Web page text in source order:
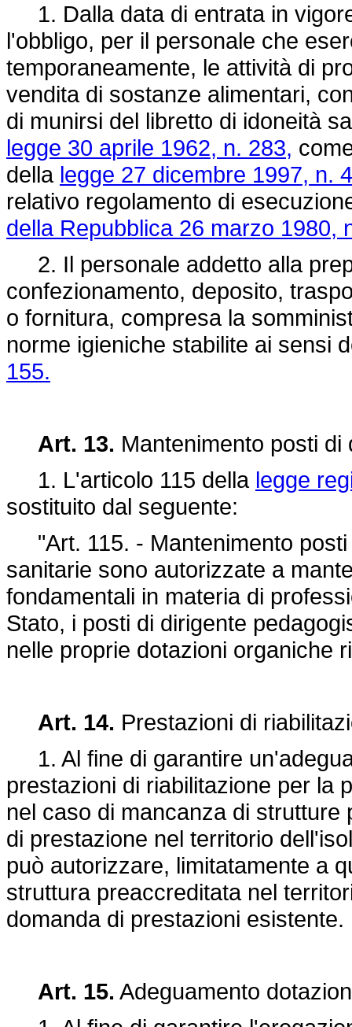
1. Dalla data di entrata in
l'obbligo, per il personale che
temporaneamente, le attività di
vendita di sostanze alimentari,
di munirsi del libretto di idoneità
legge 30 aprile 1962, n. 283,
della legge 27 dicembre 1997, n.
relativo regolamento di
della Repubblica 26 marzo 1980,
2. Il personale addetto alla
confezionamento, deposito,
o fornitura, compresa la
norme igieniche stabilite ai sensi
155.
Art. 13. Mantenimento posti
1. L'articolo 115 della legge
sostituito dal seguente:
"Art. 115. - Mantenimento posti
sanitarie sono autorizzate a
fondamentali in materia di
Stato, i posti di dirigente
nelle proprie dotazioni organiche
Art. 14. Prestazioni di
1. Al fine di garantire
prestazioni di riabilitazione per la
nel caso di mancanza di
di prestazione nel territorio
può autorizzare, limitatamente a
struttura preaccreditata nel
domanda di prestazioni esistente.
Art. 15. Adeguamento